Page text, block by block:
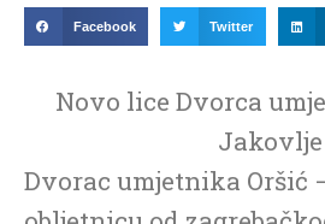
Facebook Twitter
Novo lice Dvorca
Jakovlje
Dvorac umjetnika Oršić